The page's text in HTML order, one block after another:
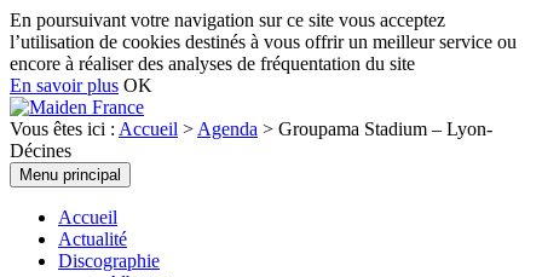
En poursuivant votre navigation sur ce site vous acceptez
l’utilisation de cookies destinés à vous offrir un meilleur service ou
encore à réaliser des analyses de fréquentation du site
En savoir plus OK
Maiden France
Recherche
Vous êtes ici : Accueil > Agenda > Groupama Stadium – Lyon-
Décines
Menu principal Aller
au
Accueil
Actualité
Discographie